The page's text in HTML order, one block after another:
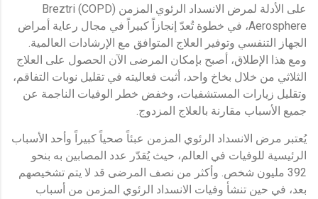
على الأدلة لمرض الانسداد الرئوي المزمن (COPD) Breztri
Aerosphere، في خطوة تُعدّ إنجازاً كبيراً في مجال رعاية أمراض
الجهاز التنفسي وتوفير العلاج المتوافق مع الإرشادات العالمية.
ومع هذا الإطلاق، أصبح بإمكان المرضى الآن الحصول على العلاج
الثلاثي من خلال بخاخ واحد، أثبت فعاليته في تقليل نوبات التفاقم،
وتقليل زيارات المستشفيات، وخفض خطر الوفيات الناجمة عن
جميع الأسباب مقارنة بالعلاج المزدوج.
يُعتبر مرض الانسداد الرئوي المزمن عبئاً صحياً كبيراً وأحد الأسباب
الرئيسية للوفيات في العالم، حيث يُقدّر عدد المصابين به بنحو
392 مليون شخص. وأكثر من نصف المرضى قد لا يتم تشخيصهم
بعد، في حين تنشأ وفيات الانسداد الرئوي المزمن من أسباب